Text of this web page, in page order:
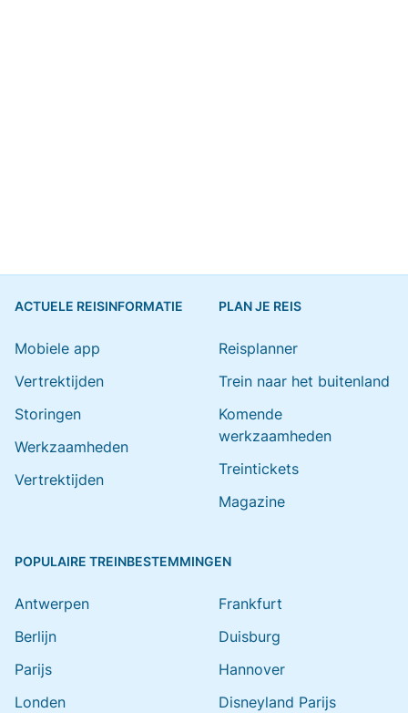
ACTUELE REISINFORMATIE
Mobiele app
Vertrektijden
Storingen
Werkzaamheden
Vertrektijden
PLAN JE REIS
Reisplanner
Trein naar het buitenland
Komende
werkzaamheden
Treintickets
Magazine
POPULAIRE TREINBESTEMMINGEN
Antwerpen
Berlijn
Parijs
Londen
Frankfurt
Duisburg
Hannover
Disneyland Parijs